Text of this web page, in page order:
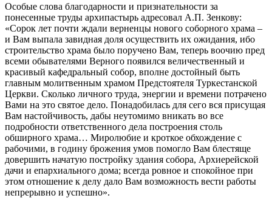
Особые слова благодарности и признательности за
понесенные труды архипастырь адресовал А.П. Зенкову:
«Сорок лет почти ждали верненцы нового соборного храма –
и Вам выпала завидная доля осуществить их ожидания, ибо
строительство храма было поручено Вам, теперь воочию пред
всеми обывателями Верного появился величественный и
красивый кафедральный собор, вполне достойный быть
главным молитвенным храмом Предстоятеля Туркестанской
Церкви. Сколько личного труда, энергии и времени потрачено
Вами на это святое дело. Понадобилась для сего вся присущая
Вам настойчивость, дабы неутомимо вникать во все
подробности ответственного дела построения столь
обширного храма… Миролюбие и кроткое обхождение с
рабочими, в годину брожения умов помогло Вам блестяще
довершить начатую постройку здания собора, Архиерейской
дачи и епархиального дома; всегда ровное и спокойное при
этом отношение к делу дало Вам возможность вести работы
непрерывно и успешно».